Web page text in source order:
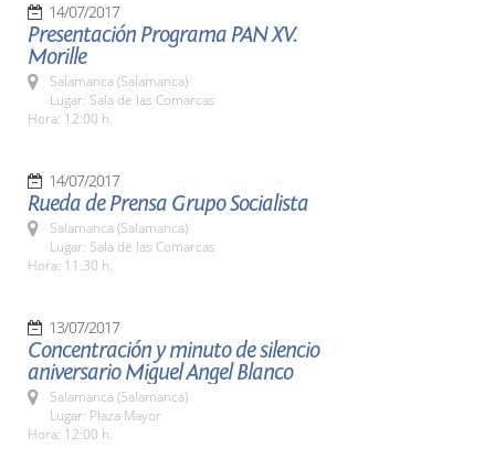
14/07/2017
Presentación Programa PAN XV.
Morille
Salamanca (Salamanca)
Lugar: Sala de las Comarcas
Hora: 12:00 h.
14/07/2017
Rueda de Prensa Grupo Socialista
Salamanca (Salamanca)
Lugar: Sala de las Comarcas
Hora: 11:30 h.
13/07/2017
Concentración y minuto de silencio
aniversario Miguel Angel Blanco
Salamanca (Salamanca)
Lugar: Plaza Mayor
Hora: 12:00 h.